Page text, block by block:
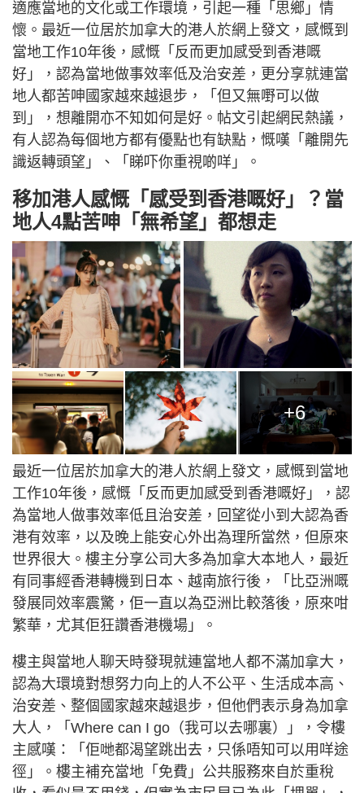
適應當地的文化或工作環境，引起一種「思鄉」情
懷。最近一位居於加拿大的港人於網上發文，感慨到
當地工作10年後，感慨「反而更加感受到香港嘅
好」，認為當地做事效率低及治安差，更分享就連當
地人都苦呻國家越來越退步，「但又無嘢可以做
到」，想離開亦不知如何是好。帖文引起網民熱議，
有人認為每個地方都有優點也有缺點，慨嘆「離開先
識返轉頭望」、「睇吓你重視啲咩」。
移加港人感慨「感受到香港嘅好」？當
地人4點苦呻「無希望」都想走
+6
最近一位居於加拿大的港人於網上發文，感慨到當地
工作10年後，感慨「反而更加感受到香港嘅好」，認
為當地人做事效率低且治安差，回望從小到大認為香
港有效率，以及晚上能安心外出為理所當然，但原來
世界很大。樓主分享公司大多為加拿大本地人，最近
有同事經香港轉機到日本、越南旅行後，「比亞洲嘅
發展同效率震驚，佢一直以為亞洲比較落後，原來咁
繁華，尤其佢狂讚香港機場」。
樓主與當地人聊天時發現就連當地人都不滿加拿大，
認為大環境對想努力向上的人不公平、生活成本高、
治安差、整個國家越來越退步，但他們表示身為加拿
大人，「Where can I go（我可以去哪裏）」，令樓
主感嘆：「佢哋都渴望跳出去，只係唔知可以用咩途
徑」。樓主補充當地「免費」公共服務來自於重稅